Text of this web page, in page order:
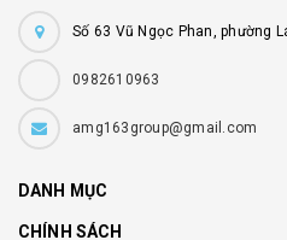
Số 63 Vũ Ngọc Phan, phường
0982610963
amg163group@gmail.com
DANH MỤC
CHÍNH SÁCH